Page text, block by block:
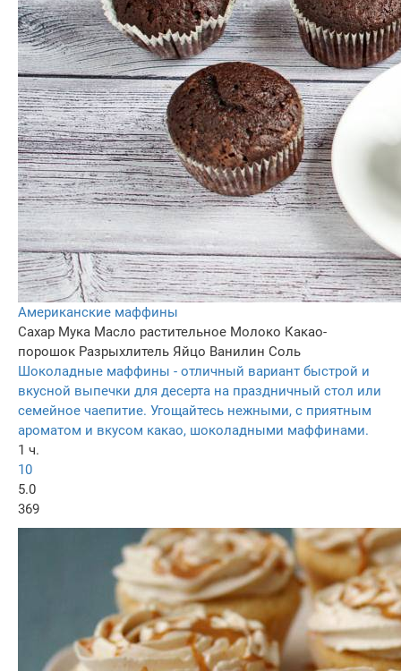
Американские маффины
Сахар Мука Масло растительное Молоко Какао-
порошок Разрыхлитель Яйцо Ванилин Соль
Шоколадные маффины - отличный вариант быстрой и
вкусной выпечки для десерта на праздничный стол или
семейное чаепитие. Угощайтесь нежными, с приятным
ароматом и вкусом какао, шоколадными маффинами.
1 ч.
10
5.0
369